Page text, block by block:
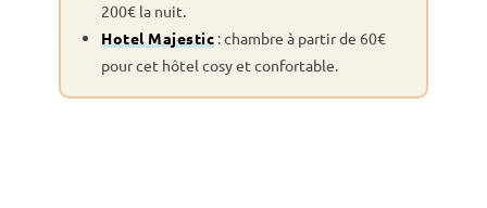
200€ la nuit.
Hotel Majestic : chambre à partir de 60€
pour cet hôtel cosy et confortable.